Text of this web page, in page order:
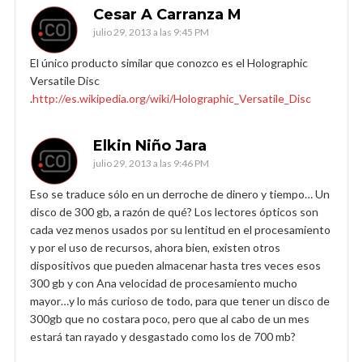
Cesar A Carranza M
julio 29, 2013 a las 9:45 PM
El único producto similar que conozco es el Holographic
Versatile Disc
.http://es.wikipedia.org/wiki/Holographic_Versatile_Disc
Elkin Niño Jara
julio 29, 2013 a las 9:46 PM
Eso se traduce sólo en un derroche de dinero y tiempo… Un
disco de 300 gb, a razón de qué? Los lectores ópticos son
cada vez menos usados por su lentitud en el procesamiento
y por el uso de recursos, ahora bien, existen otros
dispositivos que pueden almacenar hasta tres veces esos
300 gb y con Ana velocidad de procesamiento mucho
mayor…y lo más curioso de todo, para que tener un disco de
300gb que no costara poco, pero que al cabo de un mes
estará tan rayado y desgastado como los de 700 mb?